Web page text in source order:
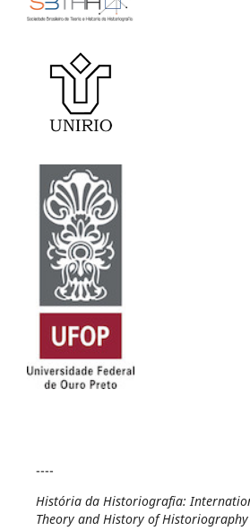
----
História da Historiografia:
Theory and History of Historiography